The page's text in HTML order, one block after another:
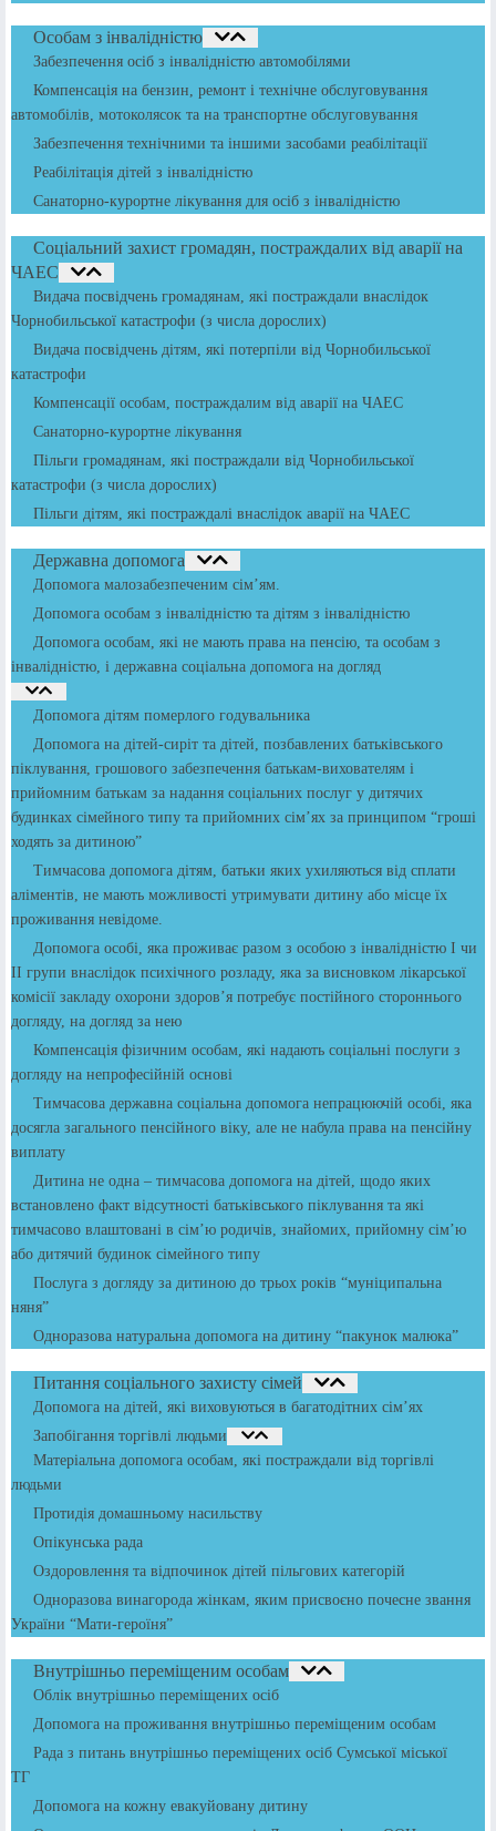
Особам з інвалідністю
Забезпечення осіб з інвалідністю автомобілями
Компенсація на бензин, ремонт і технічне обслуговування
автомобілів, мотоколясок та на транспортне обслуговування
Забезпечення технічними та іншими засобами реабілітації
Реабілітація дітей з інвалідністю
Санаторно-курортне лікування для осіб з інвалідністю
Соціальний захист громадян, постраждалих від аварії на
ЧАЕС
Видача посвідчень громадянам, які постраждали внаслідок
Чорнобильської катастрофи (з числа дорослих)
Видача посвідчень дітям, які потерпіли від Чорнобильської
катастрофи
Компенсації особам, постраждалим від аварії на ЧАЕС
Санаторно-курортне лікування
Пільги громадянам, які постраждали від Чорнобильської
катастрофи (з числа дорослих)
Пільги дітям, які постраждалі внаслідок аварії на ЧАЕС
Державна допомога
Допомога малозабезпеченим сім’ям.
Допомога особам з інвалідністю та дітям з інвалідністю
Допомога особам, які не мають права на пенсію, та особам з
інвалідністю, і державна соціальна допомога на догляд
Допомога дітям померлого годувальника
Допомога на дітей-сиріт та дітей, позбавлених батьківського
піклування, грошового забезпечення батькам-вихователям і
прийомним батькам за надання соціальних послуг у дитячих
будинках сімейного типу та прийомних сім’ях за принципом “гроші
ходять за дитиною”
Тимчасова допомога дітям, батьки яких ухиляються від сплати
аліментів, не мають можливості утримувати дитину або місце їх
проживання невідоме.
Допомога особі, яка проживає разом з особою з інвалідністю І чи
ІІ групи внаслідок психічного розладу, яка за висновком лікарської
комісії закладу охорони здоров’я потребує постійного стороннього
догляду, на догляд за нею
Компенсація фізичним особам, які надають соціальні послуги з
догляду на непрофесійній основі
Тимчасова державна соціальна допомога непрацюючій особі, яка
досягла загального пенсійного віку, але не набула права на пенсійну
виплату
Дитина не одна – тимчасова допомога на дітей, щодо яких
встановлено факт відсутності батьківського піклування та які
тимчасово влаштовані в сім’ю родичів, знайомих, прийомну сім’ю
або дитячий будинок сімейного типу
Послуга з догляду за дитиною до трьох років “муніципальна
няня”
Одноразова натуральна допомога на дитину “пакунок малюка”
Питання соціального захисту сімей
Допомога на дітей, які виховуються в багатодітних сім’ях
Запобігання торгівлі людьми
Матеріальна допомога особам, які постраждали від торгівлі
людьми
Протидія домашньому насильству
Опікунська рада
Оздоровлення та відпочинок дітей пільгових категорій
Одноразова винагорода жінкам, яким присвоєно почесне звання
України “Мати-героїня”
Внутрішньо переміщеним особам
Облік внутрішньо переміщених осіб
Допомога на проживання внутрішньо переміщеним особам
Рада з питань внутрішньо переміщених осіб Сумської міської
ТГ
Допомога на кожну евакуйовану дитину